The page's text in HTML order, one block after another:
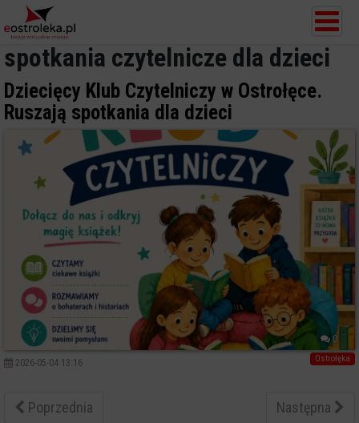
spotkania czytelnicze dla dzieci
Dziecięcy Klub Czytelniczy w Ostrołęce.
Ruszają spotkania dla dzieci
0
Ostrołęka
2026-05-04 13:16
Poprzednia Następna